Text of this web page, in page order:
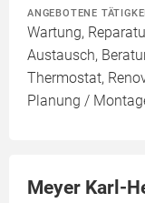
ANGEBOTENE
Wartung,
Austausch,
Thermostat,
Planung /
Meyer Karl-